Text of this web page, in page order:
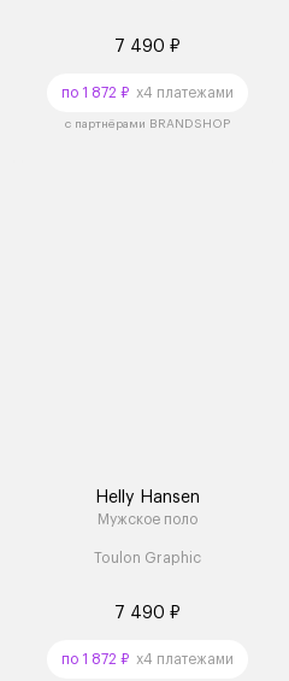
7 490 ₽
по 1 872 ₽ x4 платежами
с партнёрами BRANDSHOP
Helly Hansen
Мужское поло
Toulon Graphic
7 490 ₽
по 1 872 ₽ x4 платежами